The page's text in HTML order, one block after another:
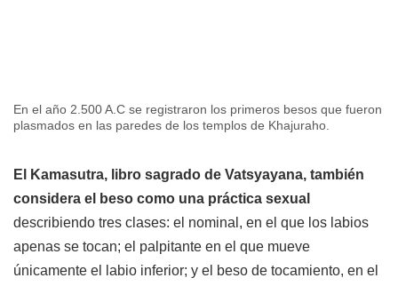
En el año 2.500 A.C se registraron los primeros besos que fueron
plasmados en las paredes de los templos de Khajuraho.
El Kamasutra, libro sagrado de Vatsyayana, también
considera el beso como una práctica sexual
describiendo tres clases: el nominal, en el que los labios
apenas se tocan; el palpitante en el que mueve
únicamente el labio inferior; y el beso de tocamiento, en el